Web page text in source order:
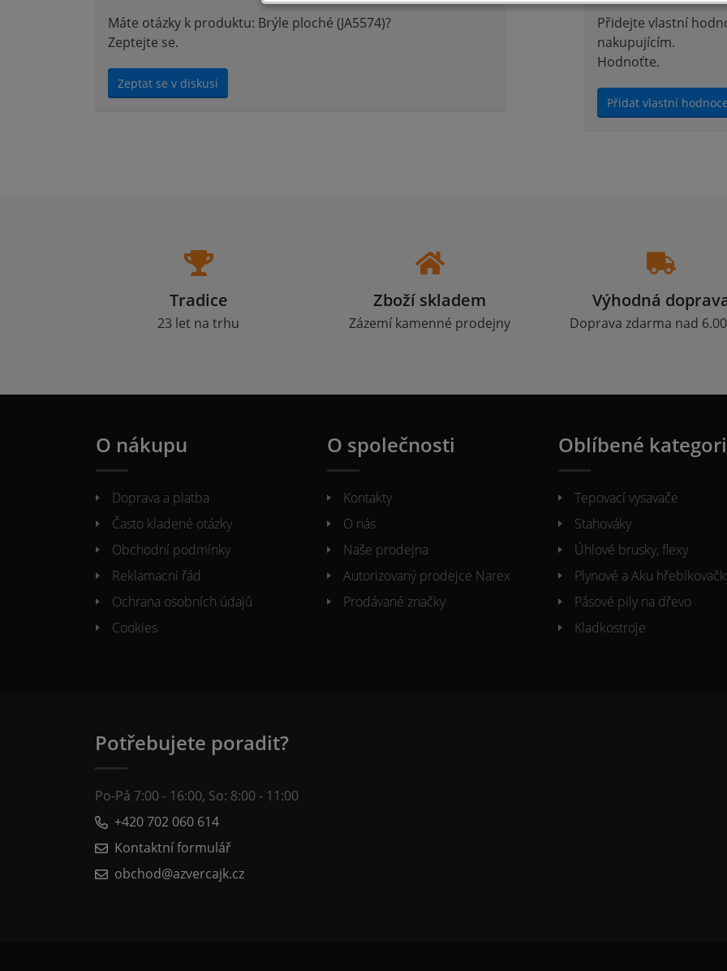
Máte otázky k produktu: Brýle ploché (JA5574)?
Zeptejte se.
Zeptat se v diskusi
Přidejte vlastní
nakupujícím.
Hodnoťte.
Přidat vlastní
Tradice
23 let na trhu
Zboží skladem
Zázemí kamenné prodejny
Výhodná
Doprava zdarma nad
O nákupu
Doprava a platba
Často kladené otázky
Obchodní podmínky
Reklamacni řád
Ochrana osobních údajů
Cookies
O společnosti
Kontakty
O nás
Naše prodejna
Autorizovaný prodejce Narex
Prodávané značky
Oblíbené
Tepovací vysavače
Stahováky
Úhlové brusky, flexy
Plynové a Aku
Pásové pily na dřevo
Kladkostroje
Potřebujete poradit?
Po-Pá 7:00 - 16:00, So: 8:00 - 11:00
+420 702 060 614
Kontaktní formulář
obchod@azvercajk.cz